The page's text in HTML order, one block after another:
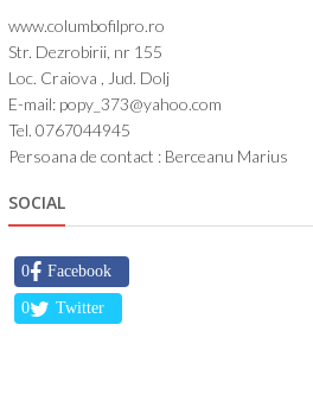
www.columbofilpro.ro
Str. Dezrobirii, nr 155
Loc. Craiova , Jud. Dolj
E-mail: popy_373@yahoo.com
Tel. 0767044945
Persoana de contact : Berceanu Marius
SOCIAL
Facebook
0
Twitter
0